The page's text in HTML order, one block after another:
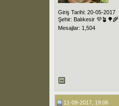
Giriş Tarihi: 20-05-2017
Şehir: Balıkesir 💜🪴🌳🌾
Mesajlar: 1,504
11-09-2017, 19:06